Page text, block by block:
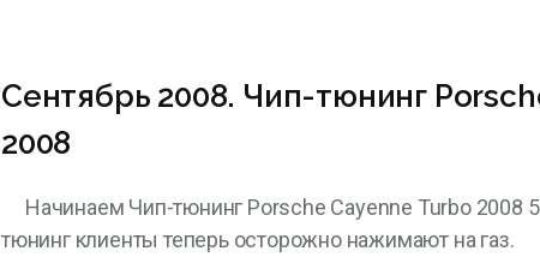
Сентябрь 2008. Чип-тюнинг
2008
Начинаем Чип-тюнинг Porsche Cayenne Turbo 2008
тюнинг клиенты теперь осторожно нажимают на газ.